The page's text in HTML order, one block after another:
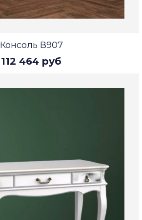
Консоль В907
112 464 руб